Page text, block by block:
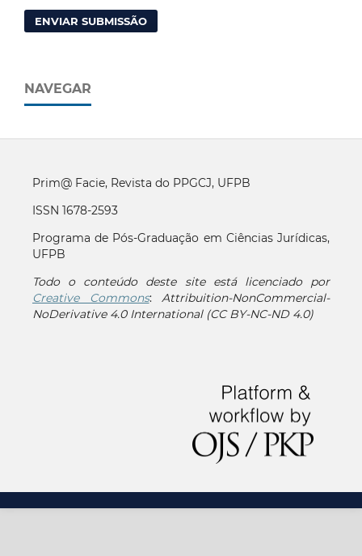
ENVIAR SUBMISSÃO
NAVEGAR
Prim@ Facie, Revista do PPGCJ, UFPB
ISSN 1678-2593
Programa de Pós-Graduação em Ciências Jurídicas,
UFPB
Todo o conteúdo deste site está licenciado por
Creative Commons:Attribuition-NonCommercial-
NoDerivative 4.0 International (CC BY-NC-ND 4.0)